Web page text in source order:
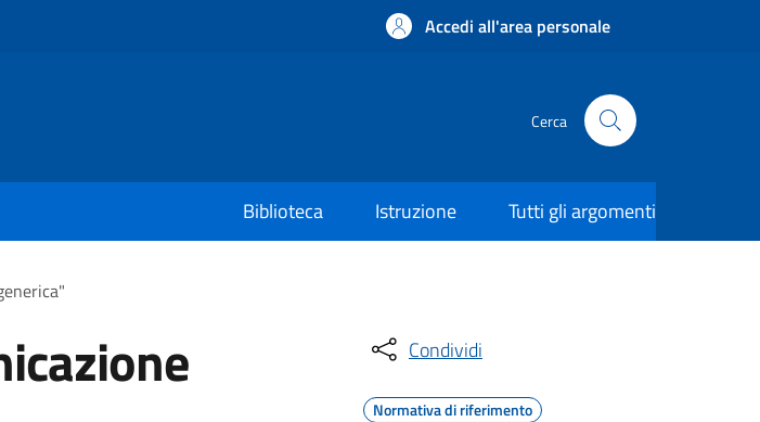
Accedi all'area personale
Cerca
Biblioteca Istruzione Tutti gli argomenti
Condividi
Normativa di riferimento